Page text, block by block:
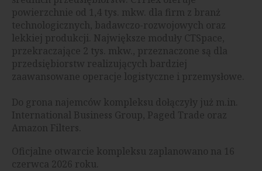
powierzchnie od 1,4 tys. mkw. dla firm z branż
technologicznych, badawczo-rozwojowych oraz
lekkiej produkcji. Największe moduły CTSpace,
przekraczające 2 tys. mkw., przeznaczone są dla
przedsiębiorstw realizujących bardziej
zaawansowane operacje logistyczne i przemysłowe.
Do grona najemców kompleksu dołączyły już m.in.
International Business Group, Paged Trade oraz
Amazon Filters.
Oficjalne otwarcie kompleksu zaplanowano na 16
czerwca 2026 roku.